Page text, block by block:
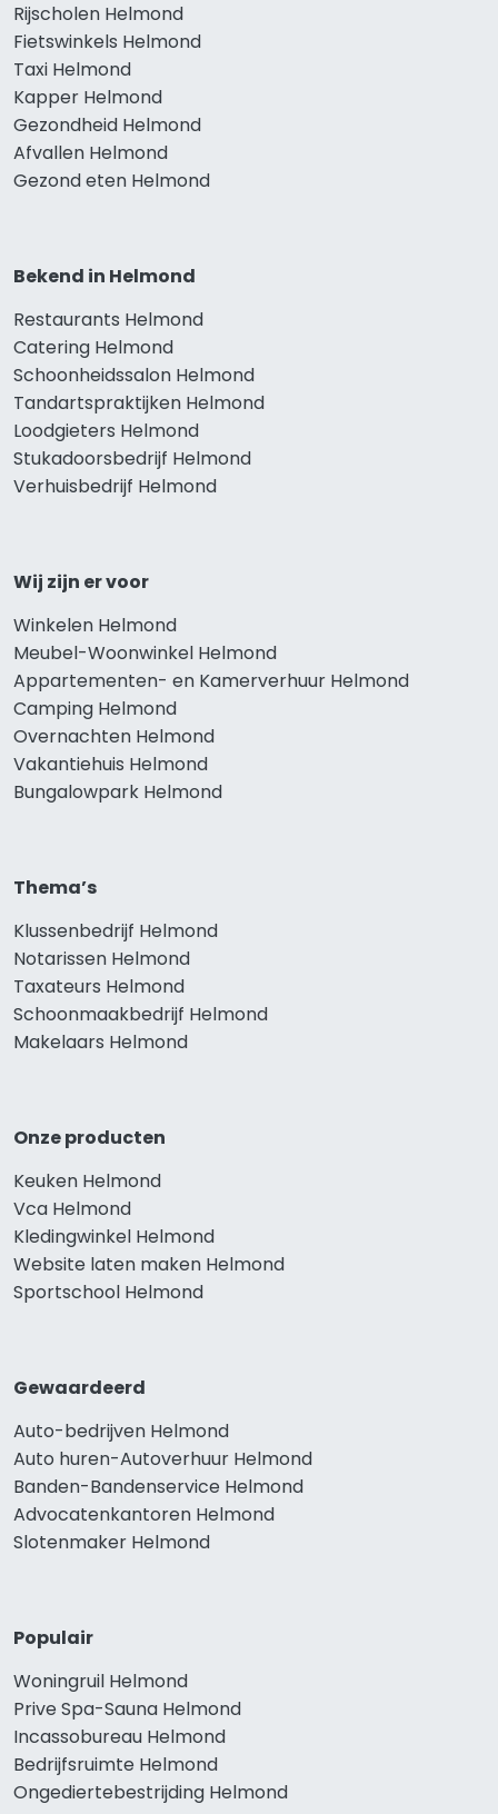
Rijscholen Helmond
Fietswinkels Helmond
Taxi Helmond
Kapper Helmond
Gezondheid Helmond
Afvallen Helmond
Gezond eten Helmond
Bekend in Helmond
Restaurants Helmond
Catering Helmond
Schoonheidssalon Helmond
Tandartspraktijken Helmond
Loodgieters Helmond
Stukadoorsbedrijf Helmond
Verhuisbedrijf Helmond
Wij zijn er voor
Winkelen Helmond
Meubel-Woonwinkel Helmond
Appartementen- en Kamerverhuur Helmond
Camping Helmond
Overnachten Helmond
Vakantiehuis Helmond
Bungalowpark Helmond
Thema’s
Klussenbedrijf Helmond
Notarissen Helmond
Taxateurs Helmond
Schoonmaakbedrijf Helmond
Makelaars Helmond
Onze producten
Keuken Helmond
Vca Helmond
Kledingwinkel Helmond
Website laten maken Helmond
Sportschool Helmond
Gewaardeerd
Auto-bedrijven Helmond
Auto huren-Autoverhuur Helmond
Banden-Bandenservice Helmond
Advocatenkantoren Helmond
Slotenmaker Helmond
Populair
Woningruil Helmond
Prive Spa-Sauna Helmond
Incassobureau Helmond
Bedrijfsruimte Helmond
Ongediertebestrijding Helmond